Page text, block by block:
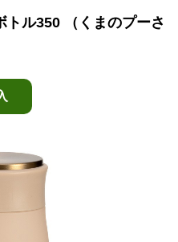
ル350 （くまのプーさ